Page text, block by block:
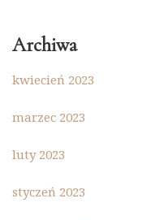
Archiwa
kwiecień 2023
marzec 2023
luty 2023
styczeń 2023